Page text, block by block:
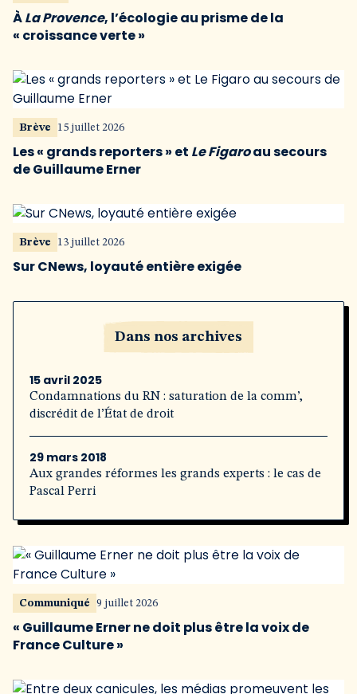
ÀLa Provence, l’écologie au prisme de la
« croissance verte »
Brève 15 juillet 2026
Les « grands reporters » et Le Figaroau secours
de Guillaume Erner
Brève 13 juillet 2026
Sur CNews, loyauté entière exigée
Dans nos archives
15 avril 2025
Condamnations du RN : saturation de la comm’,
discrédit de l’État de droit
29 mars 2018
Aux grandes réformes les grands experts : le cas de
Pascal Perri
Communiqué 9 juillet 2026
« Guillaume Erner ne doit plus être la voix de
France Culture »